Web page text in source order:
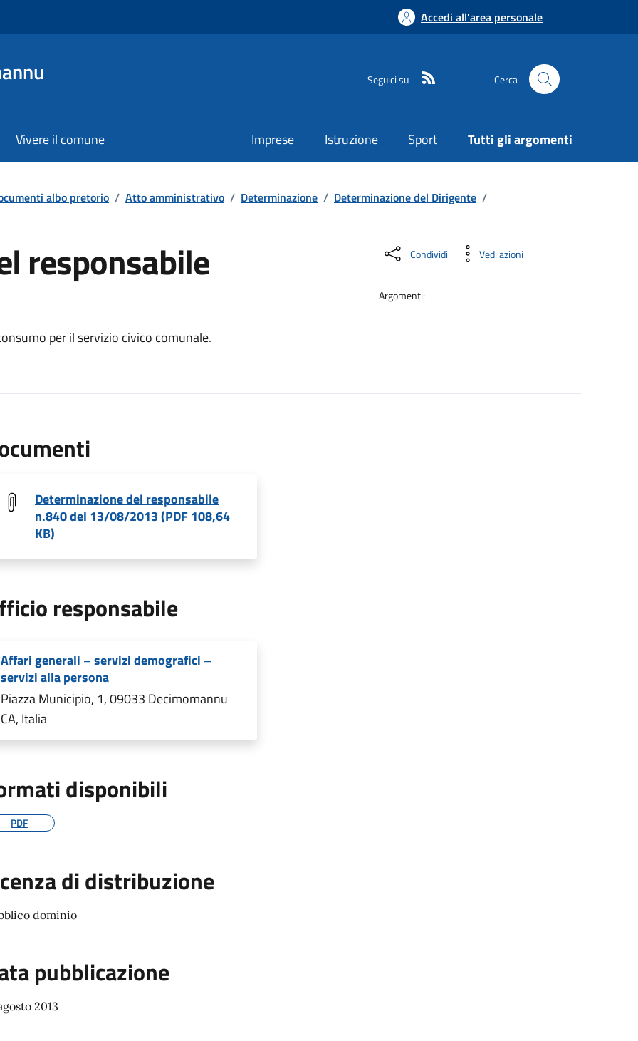
Accedi all'area personale
Seguici su Cerca
Vivere il comune Imprese Istruzione Sport Tutti gli argomenti
albo pretorio / Atto amministrativo / Determinazione / Determinazione del Dirigente /
responsabile
per il servizio civico comunale.
Condividi Vedi azioni
Argomenti:
Determinazione del responsabile
n.840 del 13/08/2013 (PDF 108,64
KB)
responsabile
Affari generali – servizi demografici –
servizi alla persona
Piazza Municipio, 1, 09033 Decimomannu
CA, Italia
disponibili
PDF
di distribuzione
dominio
pubblicazione
2013